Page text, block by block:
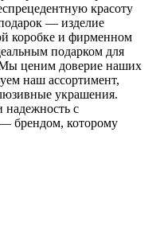
красоту
— изделие
коробке и фирменном
подарком для
Мы ценим доверие наших
наш ассортимент,
украшения.
надежность с
брендом, которому